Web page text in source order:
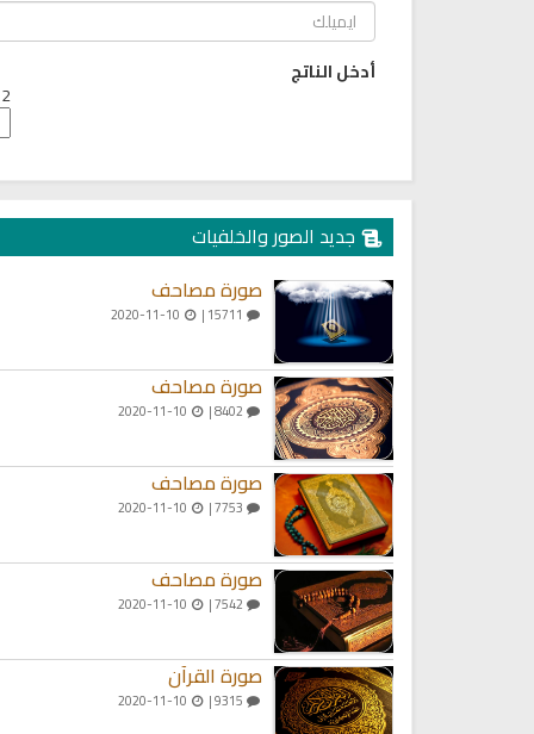
أدخل الناتج
2 + 7 =
جديد الصور والخلفيات
صورة مصاحف
صورة مصاحف
صورة مصاحف
صورة مصاحف
صورة القرآن